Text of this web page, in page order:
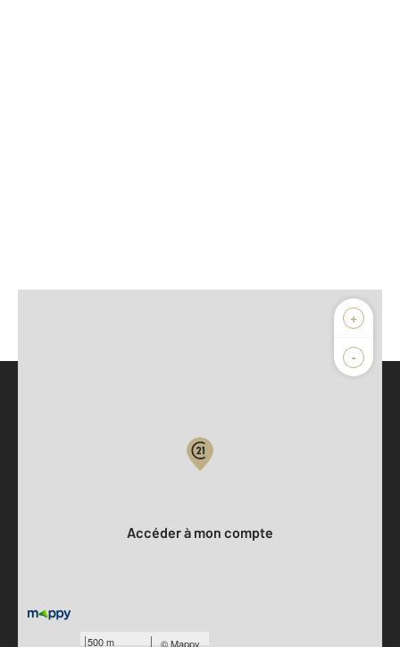
+
-
500 m ©Mappy
Accéder à mon compte
Devenir franchisé